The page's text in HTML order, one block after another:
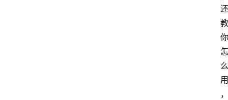
还
教
你
怎
么
用
，